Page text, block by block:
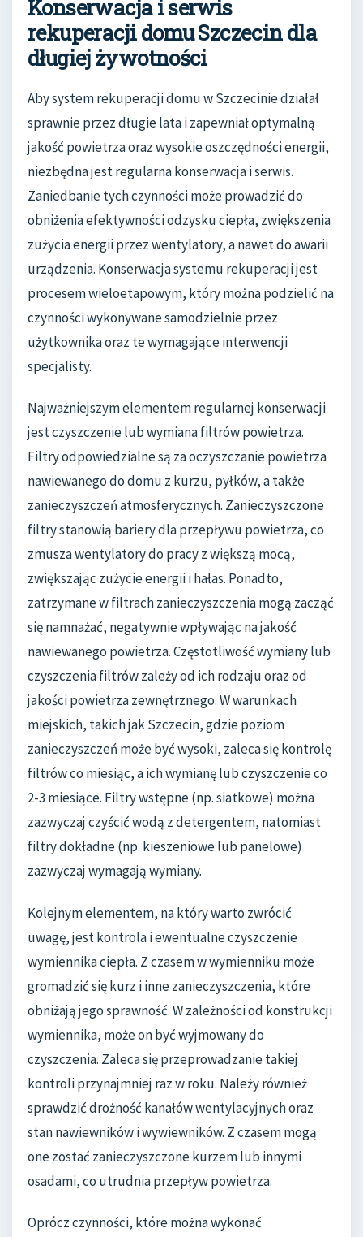
Konserwacja i serwis
rekuperacji domu Szczecin dla
długiej żywotności
Aby system rekuperacji domu w Szczecinie działał
sprawnie przez długie lata i zapewniał optymalną
jakość powietrza oraz wysokie oszczędności energii,
niezbędna jest regularna konserwacja i serwis.
Zaniedbanie tych czynności może prowadzić do
obniżenia efektywności odzysku ciepła, zwiększenia
zużycia energii przez wentylatory, a nawet do awarii
urządzenia. Konserwacja systemu rekuperacji jest
procesem wieloetapowym, który można podzielić na
czynności wykonywane samodzielnie przez
użytkownika oraz te wymagające interwencji
specjalisty.
Najważniejszym elementem regularnej konserwacji
jest czyszczenie lub wymiana filtrów powietrza.
Filtry odpowiedzialne są za oczyszczanie powietrza
nawiewanego do domu z kurzu, pyłków, a także
zanieczyszczeń atmosferycznych. Zanieczyszczone
filtry stanowią bariery dla przepływu powietrza, co
zmusza wentylatory do pracy z większą mocą,
zwiększając zużycie energii i hałas. Ponadto,
zatrzymane w filtrach zanieczyszczenia mogą zacząć
się namnażać, negatywnie wpływając na jakość
nawiewanego powietrza. Częstotliwość wymiany lub
czyszczenia filtrów zależy od ich rodzaju oraz od
jakości powietrza zewnętrznego. W warunkach
miejskich, takich jak Szczecin, gdzie poziom
zanieczyszczeń może być wysoki, zaleca się kontrolę
filtrów co miesiąc, a ich wymianę lub czyszczenie co
2-3 miesiące. Filtry wstępne (np. siatkowe) można
zazwyczaj czyścić wodą z detergentem, natomiast
filtry dokładne (np. kieszeniowe lub panelowe)
zazwyczaj wymagają wymiany.
Kolejnym elementem, na który warto zwrócić
uwagę, jest kontrola i ewentualne czyszczenie
wymiennika ciepła. Z czasem w wymienniku może
gromadzić się kurz i inne zanieczyszczenia, które
obniżają jego sprawność. W zależności od konstrukcji
wymiennika, może on być wyjmowany do
czyszczenia. Zaleca się przeprowadzanie takiej
kontroli przynajmniej raz w roku. Należy również
sprawdzić drożność kanałów wentylacyjnych oraz
stan nawiewników i wywiewników. Z czasem mogą
one zostać zanieczyszczone kurzem lub innymi
osadami, co utrudnia przepływ powietrza.
Oprócz czynności, które można wykonać